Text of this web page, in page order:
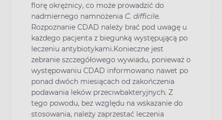
florę okrężnicy, co może prowadzić do
nadmiernego namnożenia C. difficile.
Rozpoznanie CDAD należy brać pod uwagę u
każdego pacjenta z biegunką występującą po
leczeniu antybiotykami.Konieczne jest
zebranie szczegółowego wywiadu, ponieważ o
występowaniu CDAD informowano nawet po
ponad dwóch miesiącach od zakończenia
podawania leków przeciwbakteryjnych. Z
tego powodu, bez względu na wskazanie do
stosowania, należy zaprzestać leczenia